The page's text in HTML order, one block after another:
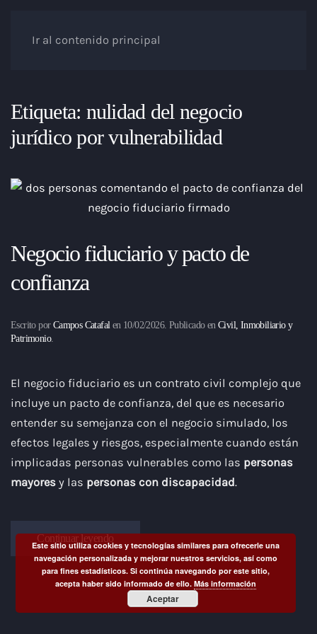
Ir al contenido principal
Etiqueta: nulidad del negocio
jurídico por vulnerabilidad
Negocio fiduciario y pacto de
confianza
Escrito por Campos Catafalen 10/02/2026. Publicado enCivil, Inmobiliario y
Patrimonio.
El negocio fiduciario es un contrato civil complejo que
incluye un pacto de confianza, del que es necesario
entender su semejanza con el negocio simulado, los
efectos legales y riesgos, especialmente cuando están
implicadas personas vulnerables como las personas
mayores y las personas con discapacidad.
Continuar leyendo
Este sitio utiliza cookies y tecnologías similares para ofrecerle una
navegación personalizada y mejorar nuestros servicios, así como
para fines estadísticos. Si continúa navegando por este sitio,
acepta haber sido informado de ello.Más información
Aceptar